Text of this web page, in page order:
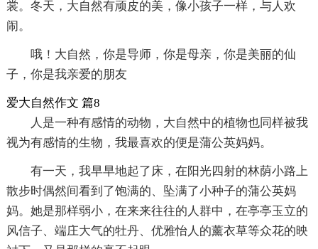
裳。冬天，大自然有顽皮的美，像小孩子一样，与人欢
闹。
哦！大自然，你是导师，你是母亲，你是美丽的仙
子，你是我亲爱的朋友
爱大自然作文 篇8
人是一种有感情的动物，大自然中的植物也同样被我
视为有感情的生物，我最喜欢的便是蒲公英妈妈。
有一天，我早早地起了床，在阳光四射的林荫小路上
散步时偶然间看到了饱满的、坠满了小种子的蒲公英妈
妈。她是那样弱小，在来来往往的人群中，在亭亭玉立的
风信子、端庄大气的牡丹、优雅怡人的薰衣草等众花的映